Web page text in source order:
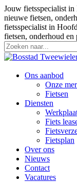
Jouw fietsspecialist
nieuwe fietsen,
fietsspecialist in
fietsen, onderhoud
Ons aanbod
Onze
Fietsen
Diensten
Fiets
Fietsplan
Over ons
Nieuws
Contact
Vacatures